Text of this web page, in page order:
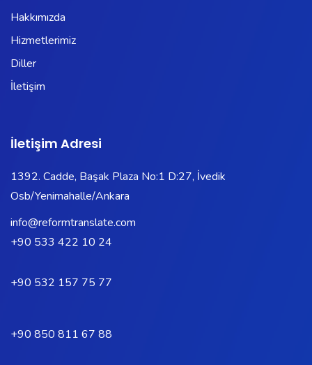
Hakkımızda
Hizmetlerimiz
Diller
İletişim
İletişim Adresi
1392. Cadde, Başak Plaza No:1 D:27, İvedik
Osb/Yenimahalle/Ankara
info@reformtranslate.com
+90 533 422 10 24
+90 532 157 75 77
+90 850 811 67 88